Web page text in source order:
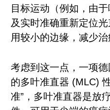
目标运动（例如，由
及实时准确重新定位
用较小的边缘，减少治
考虑到这一点，一项
的多叶准直器 (MLC)
准”，多叶准直器是放